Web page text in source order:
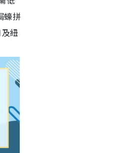
蠔拼
紐